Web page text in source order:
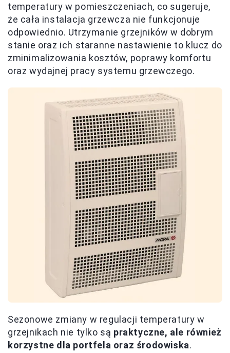
temperatury w pomieszczeniach, co sugeruje,
że cała instalacja grzewcza nie funkcjonuje
odpowiednio. Utrzymanie grzejników w dobrym
stanie oraz ich staranne nastawienie to klucz do
zminimalizowania kosztów, poprawy komfortu
oraz wydajnej pracy systemu grzewczego.
Sezonowe zmiany w regulacji temperatury w
grzejnikach nie tylko są praktyczne, ale również
korzystne dla portfela oraz środowiska.